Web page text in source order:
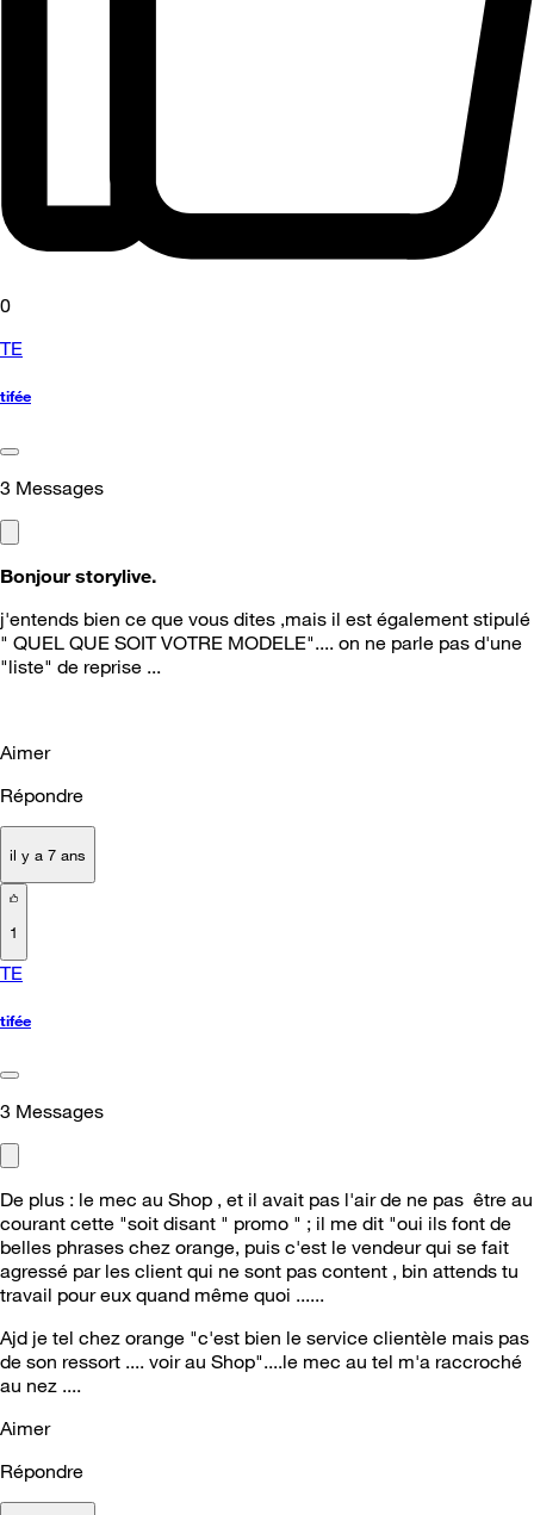
0
TE
tifée
3 Messages
Bonjour storylive.
j'entends bien ce que vous dites ,mais il est également stipulé
" QUEL QUE SOIT VOTRE MODELE".... on ne parle pas d'une
"liste" de reprise ...
Aimer
Répondre
il y a 7 ans
1
TE
tifée
3 Messages
De plus : le mec au Shop , et il avait pas l'air de ne pas être au
courant cette "soit disant " promo " ; il me dit "oui ils font de
belles phrases chez orange, puis c'est le vendeur qui se fait
agressé par les client qui ne sont pas content , bin attends tu
travail pour eux quand même quoi ......
Ajd je tel chez orange "c'est bien le service clientèle mais pas
de son ressort .... voir au Shop"....le mec au tel m'a raccroché
au nez ....
Aimer
Répondre